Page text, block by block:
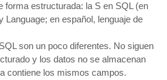
forma estructurada: la S en SQL (en
Language; en español, lenguaje de
son un poco diferentes. No siguen
y los datos no se almacenan
contiene los mismos campos.